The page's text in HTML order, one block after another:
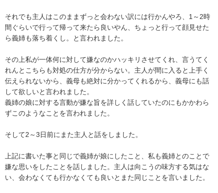
それでも主人はこのままずっと会わない訳には行かんやろ、1～2時
間ぐらいで行って帰って来たら良いやん、ちょっと行って顔見せた
ら義姉も落ち着くし。と言われました。
その上私が一体何に対して嫌なのかハッキリさせてくれ、言うてく
れんとこちらも対処の仕方が分からない。主人が間に入ると上手く
伝えられないから、義母も絶対に分かってくれるから、義母にも話
して欲しいと言われました。
義姉の娘に対する言動が嫌な旨を詳しく話していたのにもかかわら
ずこのようなことを言われました。
そして2～3日前にまた主人と話をしました。
上記に書いた事と同じで義姉が娘にしたこと、私も義姉とのことで
嫌な思いをしたことを話しました。主人は向こうの味方する気はな
い、会わなくても行かなくても良いとまた同じことを言いました。